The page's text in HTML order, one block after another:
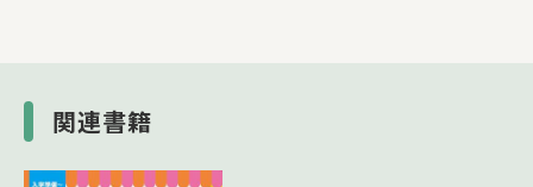
関連書籍